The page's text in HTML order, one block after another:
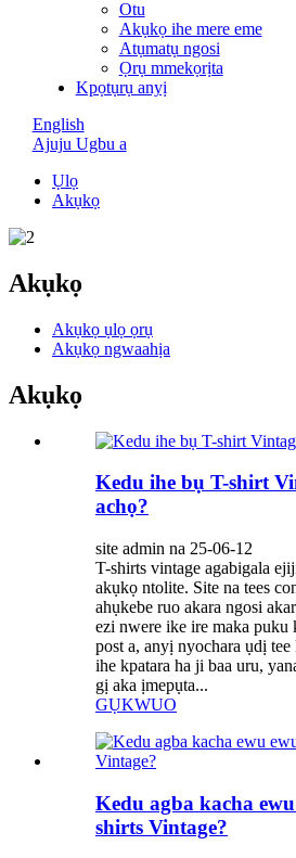
Otu
Akụkọ ihe mere eme
Atụmatụ ngosi
Ọrụ mmekọrịta
Kpọtụrụ anyị
English
Ajuju Ugbu a
Ụlọ
Akụkọ
Akụkọ
Akụkọ ụlọ ọrụ
Akụkọ ngwaahịa
Akụkọ
Kedu ihe bụ T-shirt
achọ?
site admin na 25-06-12
T-shirts vintage agabigala
akụkọ ntolite. Site na tees
ahụkebe ruo akara ngosi
ezi nwere ike ire maka
post a, anyị nyochara ụdị tee
ihe kpatara ha ji baa uru,
gị aka ịmepụta...
GỤKWUO
Kedu agba kacha
shirts Vintage?